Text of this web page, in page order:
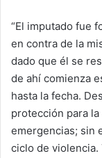
“El imputado fue
en contra de la
dado que él se
de ahí comienza
hasta la fecha.
protección para
emergencias; sin
ciclo de